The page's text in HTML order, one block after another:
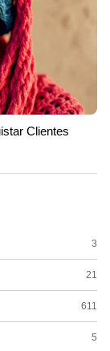
Clientes
3
21
611
5